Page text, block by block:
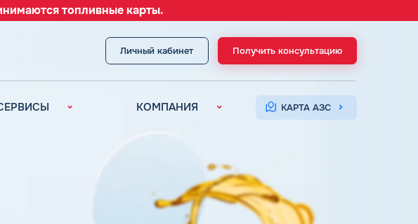
топливные карты.
Личный кабинет Получить консультацию
КОМПАНИЯ КАРТА АЗС